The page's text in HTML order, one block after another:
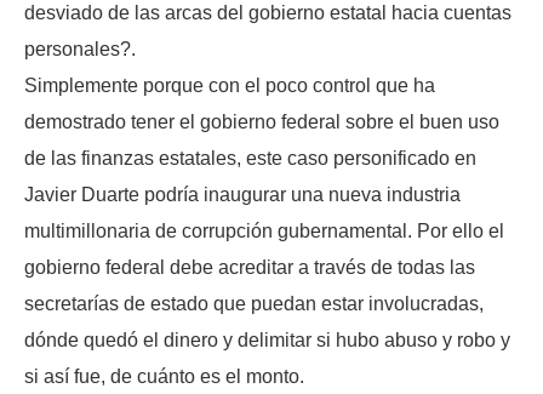
desviado de las arcas del gobierno estatal hacia cuentas
personales?.
Simplemente porque con el poco control que ha
demostrado tener el gobierno federal sobre el buen uso
de las finanzas estatales, este caso personificado en
Javier Duarte podría inaugurar una nueva industria
multimillonaria de corrupción gubernamental. Por ello el
gobierno federal debe acreditar a través de todas las
secretarías de estado que puedan estar involucradas,
dónde quedó el dinero y delimitar si hubo abuso y robo y
si así fue, de cuánto es el monto.